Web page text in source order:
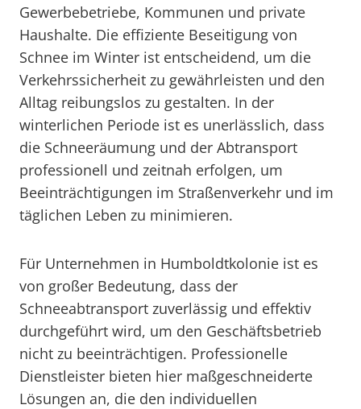
Gewerbebetriebe, Kommunen und private
Haushalte. Die effiziente Beseitigung von
Schnee im Winter ist entscheidend, um die
Verkehrssicherheit zu gewährleisten und den
Alltag reibungslos zu gestalten. In der
winterlichen Periode ist es unerlässlich, dass
die Schneeräumung und der Abtransport
professionell und zeitnah erfolgen, um
Beeinträchtigungen im Straßenverkehr und im
täglichen Leben zu minimieren.
Für Unternehmen in Humboldtkolonie ist es
von großer Bedeutung, dass der
Schneeabtransport zuverlässig und effektiv
durchgeführt wird, um den Geschäftsbetrieb
nicht zu beeinträchtigen. Professionelle
Dienstleister bieten hier maßgeschneiderte
Lösungen an, die den individuellen